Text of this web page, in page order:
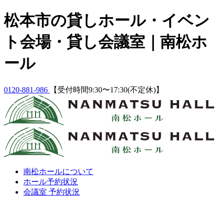
Skip
to
松本市の貸しホール・イベン
ト会場・貸し会議室｜南松ホ
ール
0120-881-986 【受付時間9:30〜17:30(不定休)】
南松ホールについて
ホール予約状況
会議室 予約状況